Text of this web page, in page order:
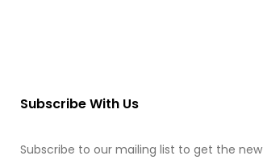
Subscribe With Us
Subscribe to our mailing list to get the new